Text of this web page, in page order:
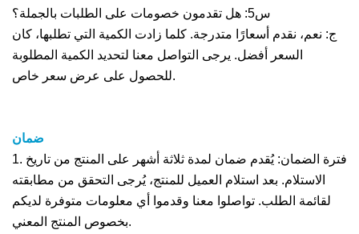
س5: هل تقدمون خصومات على الطلبات بالجملة؟
ج: نعم، نقدم أسعارًا متدرجة. كلما زادت الكمية التي تطلبها، كان
السعر أفضل. يرجى التواصل معنا لتحديد الكمية المطلوبة
للحصول على عرض سعر خاص.
ضمان
1. فترة الضمان: يُقدم ضمان لمدة ثلاثة أشهر على المنتج من تاريخ
الاستلام. بعد استلام العميل للمنتج، يُرجى التحقق من مطابقته
لقائمة الطلب. تواصلوا معنا وقدموا أي معلومات متوفرة لديكم
بخصوص المنتج المعني.